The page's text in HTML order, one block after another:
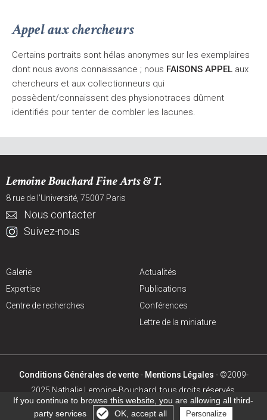
Appel aux chercheurs
Certains portraits sont hélas anonymes sur les exemplaires
dont nous avons connaissance ; nous FAISONS APPEL aux
chercheurs et aux collectionneurs qui
possèdent/connaissent des physionotraces dûment
identifiés pour tenter de combler les lacunes.
Lemoine Bouchard Fine Arts & T.
8 rue de l’Université, 75007 Paris
Nous contacter
Suivez-nous
Galerie
Expertise
Centre de recherches
Actualités
Publications
Conférences
Lettre de la miniature
Conditions Générales de vente- Mentions Légales - ©2009-
2025 Nathalie Lemoine-Bouchard, tous droits réservés.
Création site internet:Agence digitale :Netskiss
Gérer les cookies
If you continue to browse this website, you are allowing all third-
party services
OK, accept all Personalize